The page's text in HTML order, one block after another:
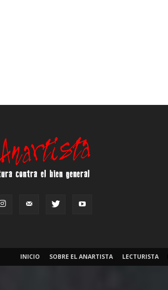
INICIO SOBRE EL ANARTISTA LECTURISTA